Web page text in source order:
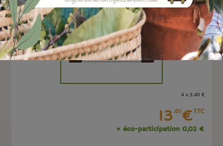
Quantité :
Unité
- +
4 x 3.40€
13.61€TTC
+ éco-participation 0,02 €